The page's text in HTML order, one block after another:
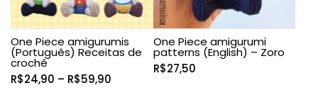
One Piece amigurumis
(Português) Receitas de
crochê
R$24,90 – R$59,90
One Piece amigurumi
patterns (English) – Zoro
R$27,50